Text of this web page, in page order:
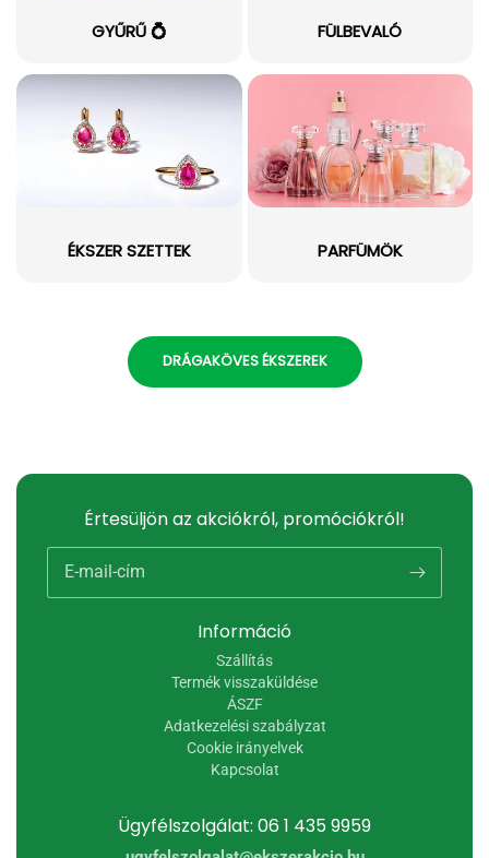
GYŰRŰ 💍 FÜLBEVALÓ
ÉKSZER SZETTEK PARFÜMÖK
DRÁGAKÖVES ÉKSZEREK
Ügyfélszolgálat: 06 1 435 9959
Információ
Szállítás
Termék visszaküldése
ÁSZF
Adatkezelési szabályzat
Cookie irányelvek
Kapcsolat
Értesüljön az akciókról, promóciókról!
E-mail-cím